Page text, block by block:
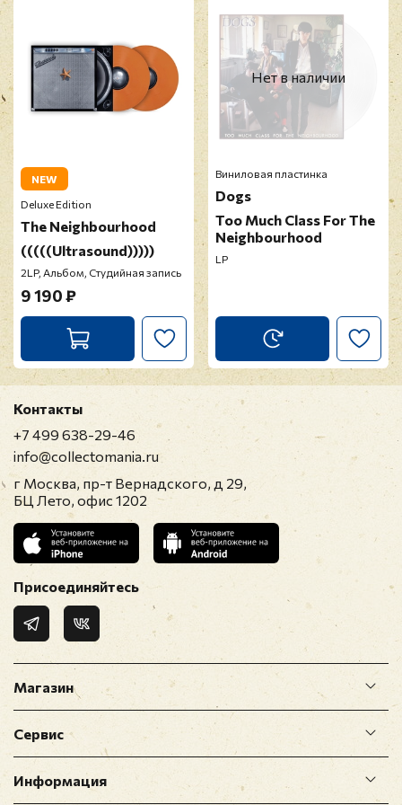
Прикрепить фото
Оставить отзыв
Перед публикацией отзывы проходят
модерацию
NEW
Deluxe Edition
The Neighbourhood
(((((Ultrasound)))))
2LP, Альбом, Студийная запись
9 190 ₽
Нет в наличии
Виниловая пластинка
Dogs
Too Much Class For The
Neighbourhood
LP
Магазин
Сервис
Информация
Контакты
+7 499 638-29-46
info@collectomania.ru
г Москва, пр-т Вернадского, д 29,
БЦ Лето, офис 1202
Присоединяйтесь